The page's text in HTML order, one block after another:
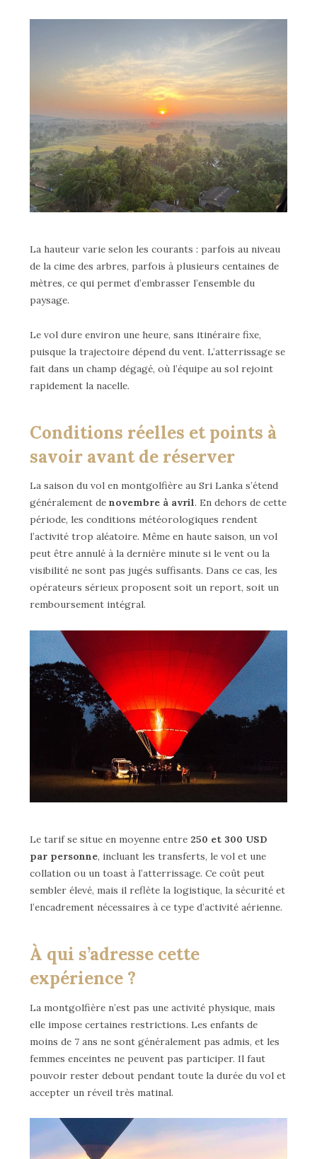
La hauteur varie selon les courants : parfois au niveau
de la cime des arbres, parfois à plusieurs centaines de
mètres, ce qui permet d’embrasser l’ensemble du
paysage.
Le vol dure environ une heure, sans itinéraire fixe,
puisque la trajectoire dépend du vent. L’atterrissage se
fait dans un champ dégagé, où l’équipe au sol rejoint
rapidement la nacelle.
Conditions réelles et points à
savoir avant de réserver
La saison du vol en montgolfière au Sri Lanka s’étend
généralement de novembre à avril. En dehors de cette
période, les conditions météorologiques rendent
l’activité trop aléatoire. Même en haute saison, un vol
peut être annulé à la dernière minute si le vent ou la
visibilité ne sont pas jugés suffisants. Dans ce cas, les
opérateurs sérieux proposent soit un report, soit un
remboursement intégral.
Le tarif se situe en moyenne entre 250 et 300 USD
par personne, incluant les transferts, le vol et une
collation ou un toast à l’atterrissage. Ce coût peut
sembler élevé, mais il reflète la logistique, la sécurité et
l’encadrement nécessaires à ce type d’activité aérienne.
À qui s’adresse cette
expérience ?
La montgolfière n’est pas une activité physique, mais
elle impose certaines restrictions. Les enfants de
moins de 7 ans ne sont généralement pas admis, et les
femmes enceintes ne peuvent pas participer. Il faut
pouvoir rester debout pendant toute la durée du vol et
accepter un réveil très matinal.